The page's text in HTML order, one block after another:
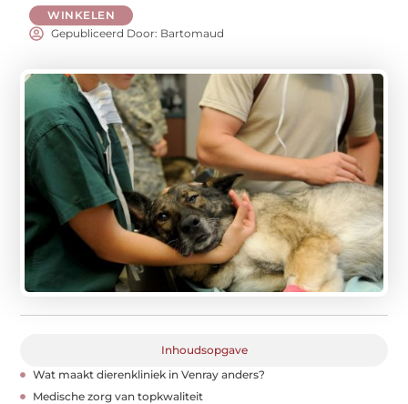
WINKELEN
Gepubliceerd Door: Bartomaud
Inhoudsopgave
Wat maakt dierenkliniek in Venray anders?
Medische zorg van topkwaliteit